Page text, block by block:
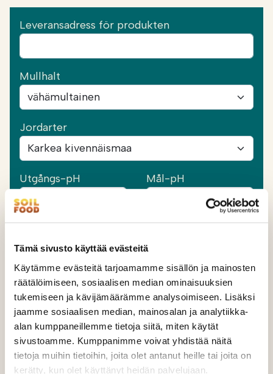
Tämä sivusto käyttää evästeitä
Käytämme evästeitä tarjoamamme sisällön ja mainosten
räätälöimiseen, sosiaalisen median ominaisuuksien
tukemiseen ja kävijämäärämme analysoimiseen. Lisäksi
jaamme sosiaalisen median, mainosalan ja analytiikka-
alan kumppaneillemme tietoja siitä, miten käytät
sivustoamme. Kumppanimme voivat yhdistää näitä
tietoja muihin tietoihin, joita olet antanut heille tai joita on
kerätty, kun olet käyttänyt heidän palvelujaan.
mängd fosfor, vars värde bör räknas med vid
jämförelse av kalkprodukter.
Kalkräknaren möjliggör jämförelse av
kalkprodukter som används i konventionell odling.
Leveransadress för produkten
Mullhalt
Jordarter
Utgångs-pH Mål-pH
VISA PRODUKTER